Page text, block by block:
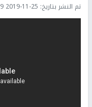
تم النشر بتاريخ: 2019-11-25 22:59